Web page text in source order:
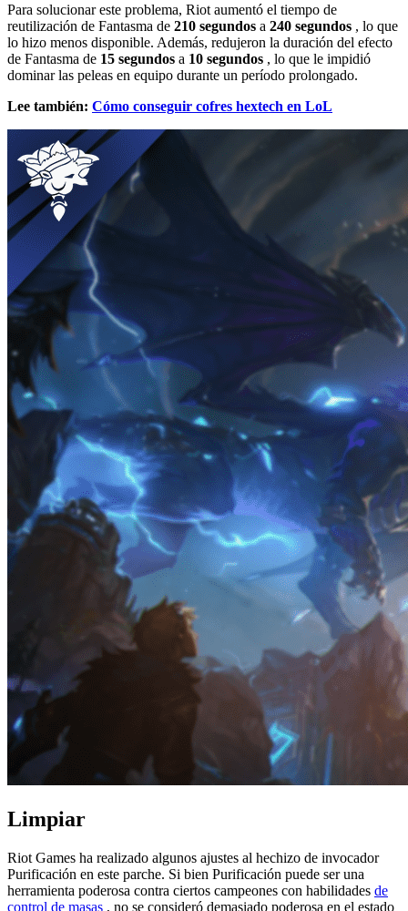
Para solucionar este problema, Riot aumentó el tiempo de
reutilización de Fantasma de 210 segundos a 240 segundos , lo que
lo hizo menos disponible. Además, redujeron la duración del efecto
de Fantasma de 15 segundos a 10 segundos , lo que le impidió
dominar las peleas en equipo durante un período prolongado.
Lee también: Cómo conseguir cofres hextech en LoL
Limpiar
Riot Games ha realizado algunos ajustes al hechizo de invocador
Purificación en este parche. Si bien Purificación puede ser una
herramienta poderosa contra ciertos campeones con habilidades de
control de masas , no se consideró demasiado poderosa en el estado